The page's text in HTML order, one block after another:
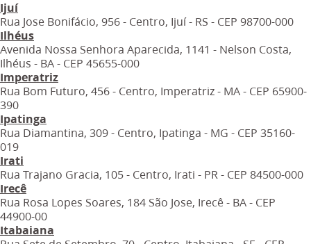
Ijuí
Rua Jose Bonifácio, 956 - Centro, Ijuí - RS - CEP 98700-000
Ilhéus
Avenida Nossa Senhora Aparecida, 1141 - Nelson Costa,
Ilhéus - BA - CEP 45655-000
Imperatriz
Rua Bom Futuro, 456 - Centro, Imperatriz - MA - CEP 65900-
390
Ipatinga
Rua Diamantina, 309 - Centro, Ipatinga - MG - CEP 35160-
019
Irati
Rua Trajano Gracia, 105 - Centro, Irati - PR - CEP 84500-000
Irecê
Rua Rosa Lopes Soares, 184 São Jose, Irecê - BA - CEP
44900-00
Itabaiana